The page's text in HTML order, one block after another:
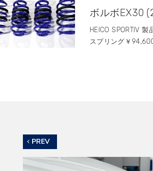
ボルボEX30
HEICO SPORTIV
スプリング￥
PREV